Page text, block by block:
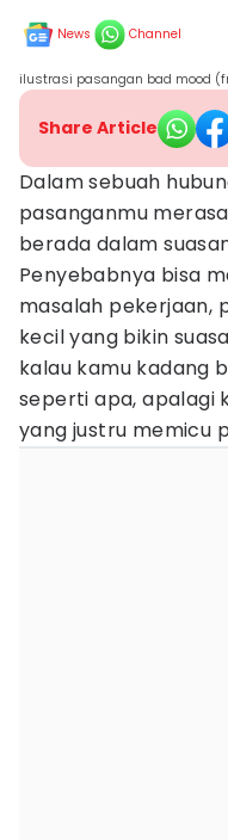
News Channel
ilustrasi pasangan bad mood
Share Article
Dalam sebuah
pasanganmu merasa
berada dalam
Penyebabnya bisa
masalah pekerjaan,
kecil yang bikin
kalau kamu kadang
seperti apa, apalagi
yang justru memicu